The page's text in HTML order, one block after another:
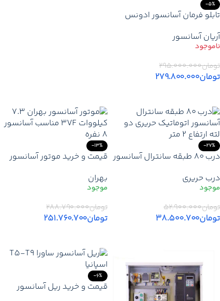
-5%
تابلو فرمان آسانسور ادونس
Non‑Stop
آریان آسانسور
تومان۲۹۵.۰۰۰.۰۰۰
تومان۲۷۹.۸۰۰.۰۰۰
-27%
درب 80 طبقه سانترال آسانسور
متر
درب حریری
تومان۵۲.۹۰۰.۰۰۰
تومان۳۸.۵۰۰.۷۰۰
-13%
قیمت و خرید موتور آسانسور
نفره
بهران
تومان۲۸۸.۷۹۰.۰۰۰
تومان۲۵۱.۷۶۰.۷۰۰
-6%
قیمت و خرید ریل آسانسور